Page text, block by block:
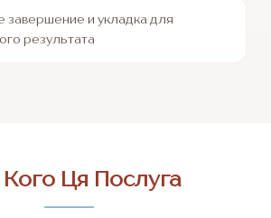
завершение и укладка для
результата
Ця Послуга